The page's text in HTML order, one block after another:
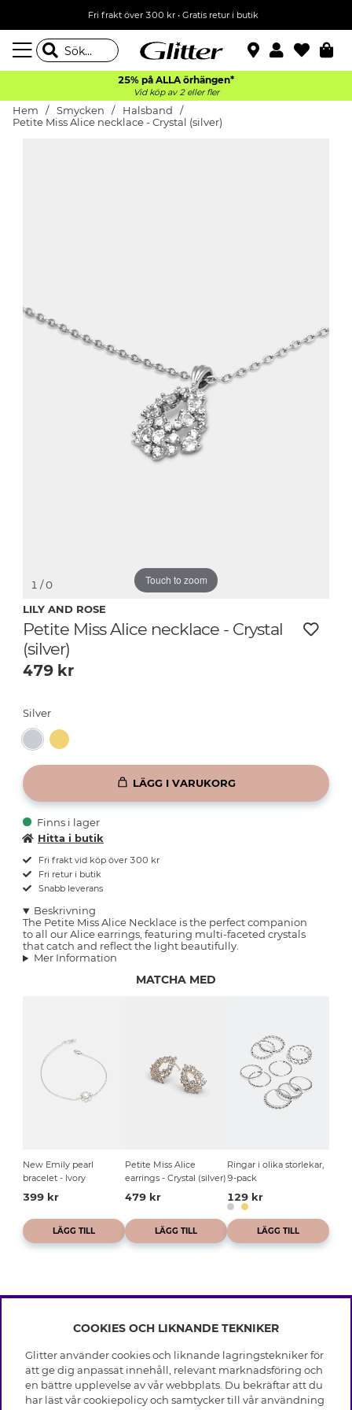
Fri frakt över 300 kr• Gratis retur i butik
25% på ALLA örhängen*
Vid köp av 2 eller fler
Hem Smycken
Halsband
Petite Miss Alice necklace - Crystal (silver)
Touch to zoom
1 / 0
LILY AND ROSE
Petite Miss Alice necklace - Crystal
(silver)
479 kr
Silver
LÄGG I VARUKORG
Finns i lager
Hitta i butik
Fri frakt vid köp över 300 kr
Fri retur i butik
Snabb leverans
Beskrivning
The Petite Miss Alice Necklace is the perfect companion
to all our Alice earrings, featuring multi-faceted crystals
that catch and reflect the light beautifully.
Mer Information
MATCHA MED
New Emily pearl
bracelet - Ivory
399 kr
LÄGG TILL
Petite Miss Alice
earrings - Crystal (silver)
479 kr
LÄGG TILL
Ringar i olika storlekar,
9-pack
129 kr
LÄGG TILL
INFO
Leverans
Villkor
Integritetspolicy
OM GLITTER
Black Friday
COOKIES OCH LIKNANDE TEKNIKER
Glitter använder cookies och liknande lagringstekniker för
att ge dig anpassat innehåll, relevant marknadsföring och
en bättre upplevelse av vår webbplats. Du bekräftar att du
har läst vår cookiepolicy och samtycker till vår användning